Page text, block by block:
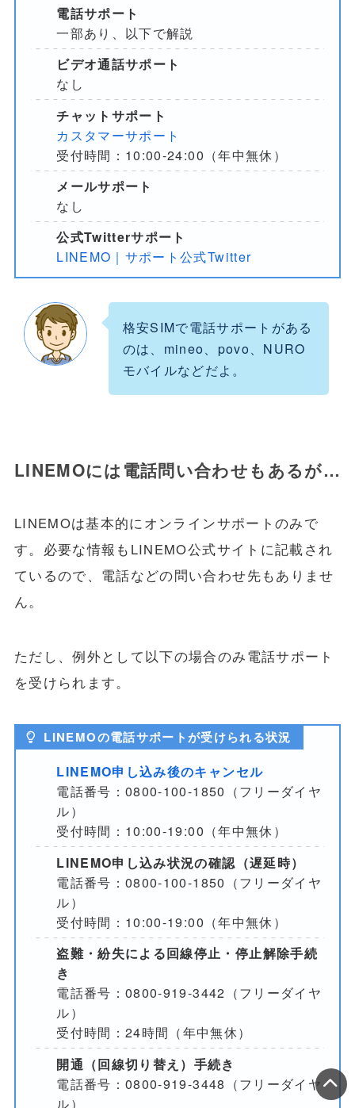
電話サポート
一部あり、以下で解説
ビデオ通話サポート
なし
チャットサポート
カスタマーサポート
受付時間：10:00-24:00（年中無休）
メールサポート
なし
公式Twitterサポート
LINEMO｜サポート公式Twitter
格安SIMで電話サポートがある
のは、mineo、povo、NURO
モバイルなどだよ。
LINEMOには電話問い合わせもあるが…
LINEMOは基本的にオンラインサポートのみで
す。必要な情報もLINEMO公式サイトに記載され
ているので、電話などの問い合わせ先もありませ
ん。
ただし、例外として以下の場合のみ電話サポート
を受けられます。
LINEMOの電話サポートが受けられる状況
LINEMO申し込み後のキャンセル
電話番号：0800-100-1850（フリーダイヤ
ル）
受付時間：10:00-19:00（年中無休）
LINEMO申し込み状況の確認（遅延時）
電話番号：0800-100-1850（フリーダイヤ
ル）
受付時間：10:00-19:00（年中無休）
盗難・紛失による回線停止・停止解除手続
き
電話番号：0800-919-3442（フリーダイヤ
ル）
受付時間：24時間（年中無休）
開通（回線切り替え）手続き
電話番号：0800-919-3448（フリーダイヤ
ル）